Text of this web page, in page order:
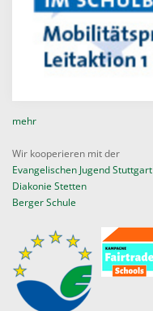
mehr
Wir kooperieren mit der
Evangelischen Jugend Stuttgart
Diakonie Stetten
Berger Schule